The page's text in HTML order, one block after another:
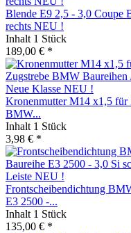
Blende E9 2,5 - 3,0 Coupe
rechts NEU !
Inhalt 1 Stück
189,00 € *
Kronenmutter M14 x1,5 für
BMW...
Inhalt 1 Stück
3,98 € *
Frontscheibendichtung
E3 2500 -...
Inhalt 1 Stück
135,00 € *